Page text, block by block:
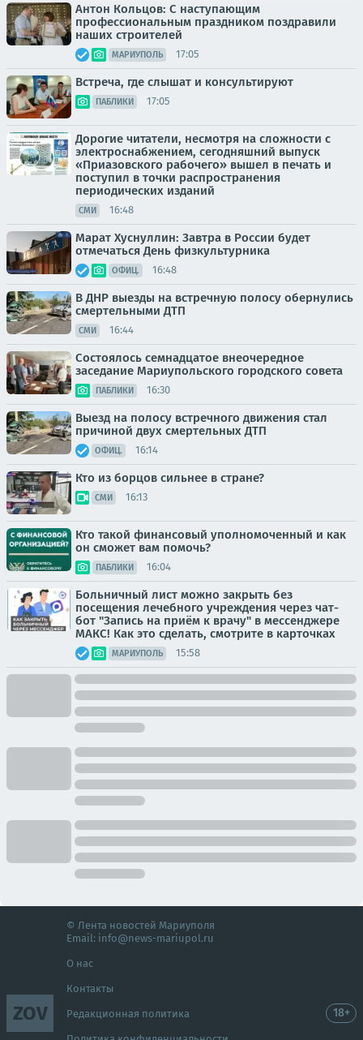
Антон Кольцов: С наступающим
профессиональным праздником поздравили
наших строителей
МАРИУПОЛЬ 17:05
Встреча, где слышат и консультируют
ПАБЛИКИ 17:05
Дорогие читатели, несмотря на сложности с
электроснабжением, сегодняшний выпуск
«Приазовского рабочего» вышел в печать и
поступил в точки распространения
периодических изданий
СМИ 16:48
Марат Хуснуллин: Завтра в России будет
отмечаться День физкультурника
ОФИЦ. 16:48
В ДНР выезды на встречную полосу обернулись
смертельными ДТП
СМИ 16:44
Состоялось семнадцатое внеочередное
заседание Мариупольского городского совета
ПАБЛИКИ 16:30
Выезд на полосу встречного движения стал
причиной двух смертельных ДТП
ОФИЦ. 16:14
Кто из борцов сильнее в стране?
СМИ 16:13
Кто такой финансовый уполномоченный и как
он сможет вам помочь?
ПАБЛИКИ 16:04
Больничный лист можно закрыть без
посещения лечебного учреждения через чат-
бот "Запись на приём к врачу" в мессенджере
МАКС! Как это сделать, смотрите в карточках
МАРИУПОЛЬ 15:58
ZOV
© Лента новостей Мариуполя
Email: info@news-mariupol.ru
О нас
Контакты
Редакционная политика 18+